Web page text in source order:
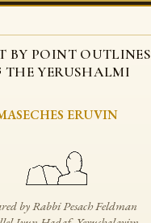
BY POINT OUTLINES
THE YERUSHALMI
ERUVIN
by Rabbi Pesach Feldman